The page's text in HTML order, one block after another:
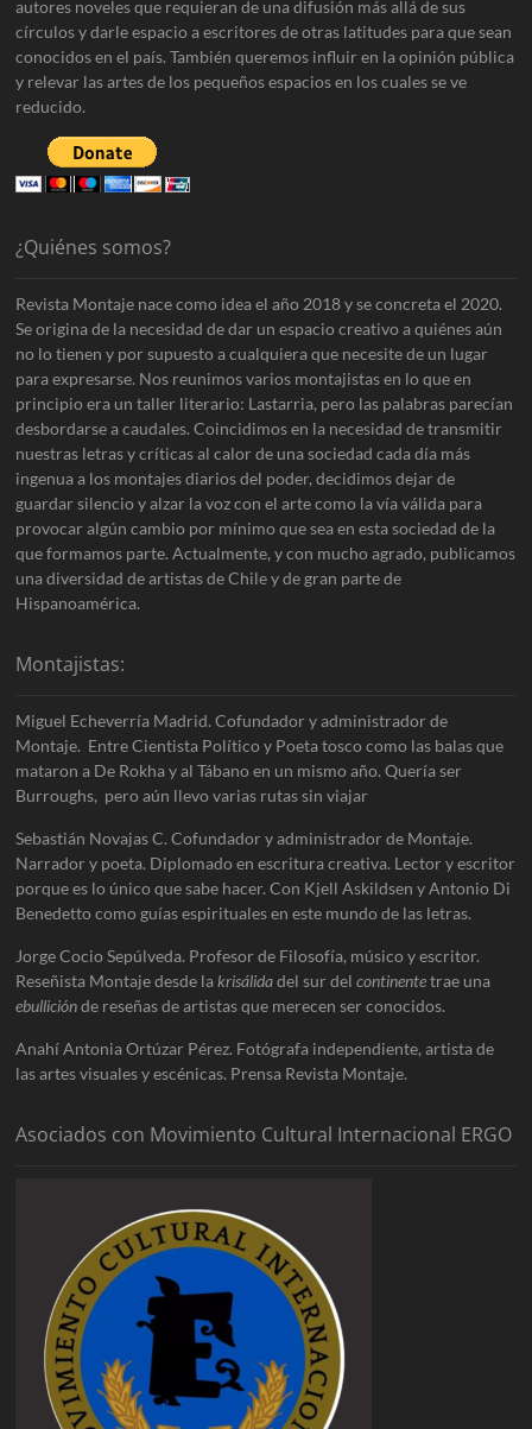
autores noveles que requieran de una difusión más allá de sus
círculos y darle espacio a escritores de otras latitudes para que sean
conocidos en el país. También queremos influir en la opinión pública
y relevar las artes de los pequeños espacios en los cuales se ve
reducido.
¿Quiénes somos?
Revista Montaje nace como idea el año 2018 y se concreta el 2020.
Se origina de la necesidad de dar un espacio creativo a quiénes aún
no lo tienen y por supuesto a cualquiera que necesite de un lugar
para expresarse. Nos reunimos varios montajistas en lo que en
principio era un taller literario: Lastarria, pero las palabras parecían
desbordarse a caudales. Coincidimos en la necesidad de transmitir
nuestras letras y críticas al calor de una sociedad cada día más
ingenua a los montajes diarios del poder, decidimos dejar de
guardar silencio y alzar la voz con el arte como la vía válida para
provocar algún cambio por mínimo que sea en esta sociedad de la
que formamos parte. Actualmente, y con mucho agrado, publicamos
una diversidad de artistas de Chile y de gran parte de
Hispanoamérica.
Montajistas:
Miguel Echeverría Madrid. Cofundador y administrador de
Montaje. Entre Cientista Político y Poeta tosco como las balas que
mataron a De Rokha y al Tábano en un mismo año. Quería ser
Burroughs, pero aún llevo varias rutas sin viajar
Sebastián Novajas C. Cofundador y administrador de Montaje.
Narrador y poeta. Diplomado en escritura creativa. Lector y escritor
porque es lo único que sabe hacer. Con Kjell Askildsen y Antonio Di
Benedetto como guías espirituales en este mundo de las letras.
Jorge Cocio Sepúlveda. Profesor de Filosofía, músico y escritor.
Reseñista Montaje desde lakrisálidadel sur delcontinentetrae una
ebulliciónde reseñas de artistas que merecen ser conocidos.
Anahí Antonia Ortúzar Pérez. Fotógrafa independiente, artista de
las artes visuales y escénicas. Prensa Revista Montaje.
Asociados con Movimiento Cultural Internacional ERGO